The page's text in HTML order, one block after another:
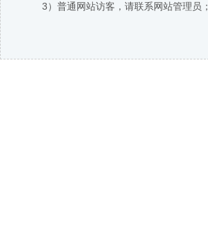
3）普通网站访客，请联系网站管理员；